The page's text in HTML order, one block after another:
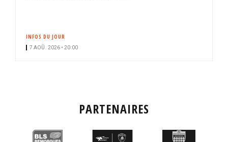
INFOS DU JOUR
7 AOÛ. 2026 • 20:00
PARTENAIRES